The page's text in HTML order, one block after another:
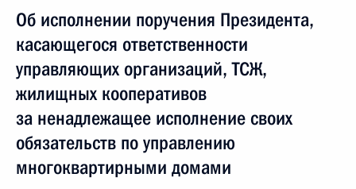
Об исполнении поручения Президента,
касающегося ответственности
управляющих организаций, ТСЖ,
жилищных кооперативов
за ненадлежащее исполнение своих
обязательств по управлению
многоквартирными домами